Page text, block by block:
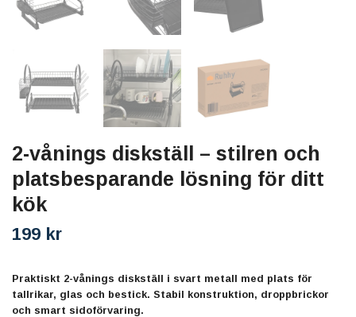
2-vånings diskställ – stilren och
platsbesparande lösning för ditt
kök
199 kr
Praktiskt 2-vånings diskställ i svart metall med plats för
tallrikar, glas och bestick. Stabil konstruktion, droppbrickor
och smart sidoförvaring.